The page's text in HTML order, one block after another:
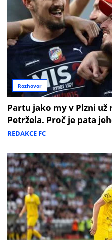
Rozhovor
Partu jako my v Plzni
Petržela. Proč je pata
REDAKCE FC